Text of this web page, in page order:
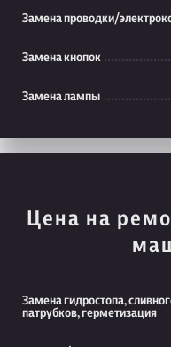
Замена проводки/
Замена кнопок
Замена лампы
Цена на
Замена гидростопа,
патрубков, герметизация